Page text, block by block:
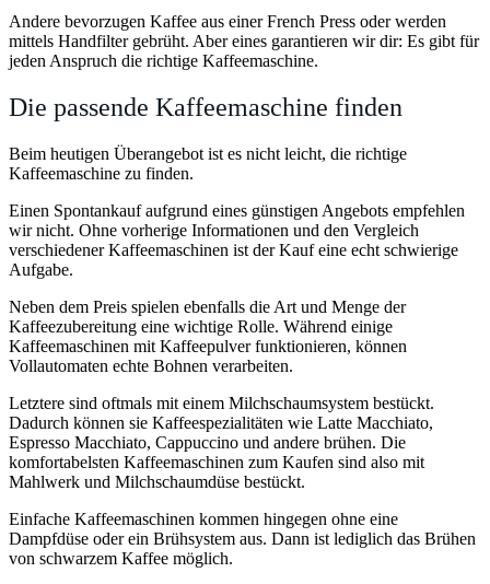
Andere bevorzugen Kaffee aus einer French Press oder werden
mittels Handfilter gebrüht. Aber eines garantieren wir dir: Es gibt für
jeden Anspruch die richtige Kaffeemaschine.
Die passende Kaffeemaschine finden
Beim heutigen Überangebot ist es nicht leicht, die richtige
Kaffeemaschine zu finden.
Einen Spontankauf aufgrund eines günstigen Angebots empfehlen
wir nicht. Ohne vorherige Informationen und den Vergleich
verschiedener Kaffeemaschinen ist der Kauf eine echt schwierige
Aufgabe.
Neben dem Preis spielen ebenfalls die Art und Menge der
Kaffeezubereitung eine wichtige Rolle. Während einige
Kaffeemaschinen mit Kaffeepulver funktionieren, können
Vollautomaten echte Bohnen verarbeiten.
Letztere sind oftmals mit einem Milchschaumsystem bestückt.
Dadurch können sie Kaffeespezialitäten wie Latte Macchiato,
Espresso Macchiato, Cappuccino und andere brühen. Die
komfortabelsten Kaffeemaschinen zum Kaufen sind also mit
Mahlwerk und Milchschaumdüse bestückt.
Einfache Kaffeemaschinen kommen hingegen ohne eine
Dampfdüse oder ein Brühsystem aus. Dann ist lediglich das Brühen
von schwarzem Kaffee möglich.